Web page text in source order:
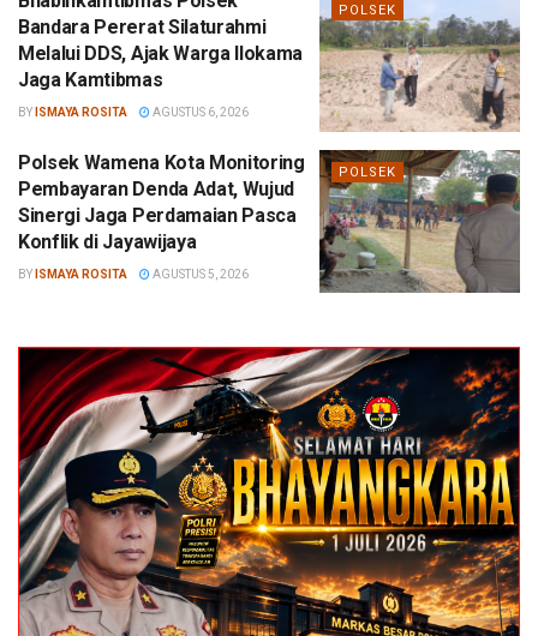
POLSEK
Bandara Pererat Silaturahmi
Melalui DDS, Ajak Warga Ilokama
Jaga Kamtibmas
BY ISMAYA ROSITA AGUSTUS 6, 2026
POLSEK
Polsek Wamena Kota Monitoring
Pembayaran Denda Adat, Wujud
Sinergi Jaga Perdamaian Pasca
Konflik di Jayawijaya
BY ISMAYA ROSITA AGUSTUS 5, 2026